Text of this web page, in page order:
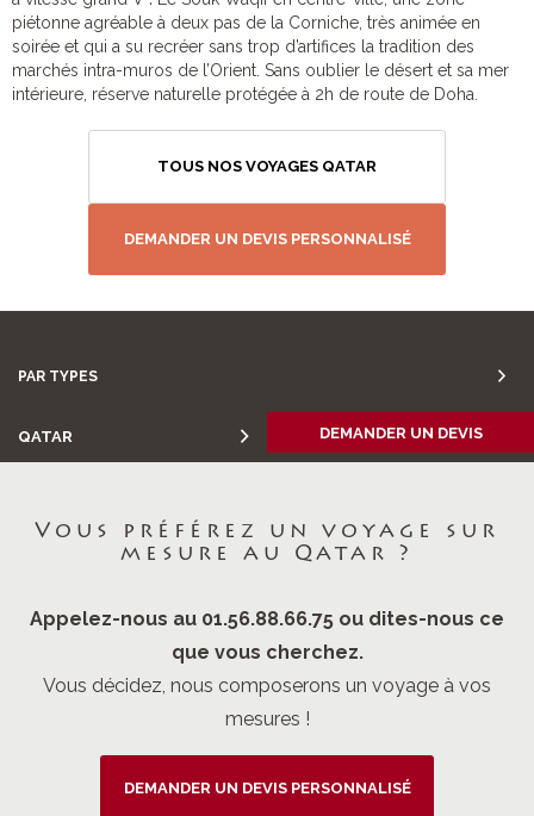
piétonne agréable à deux pas de la Corniche, très animée en
soirée et qui a su recréer sans trop d’artifices la tradition des
marchés intra-muros de l’Orient. Sans oublier le désert et sa mer
intérieure, réserve naturelle protégée à 2h de route de Doha.
TOUS NOS VOYAGES QATAR
DEMANDER UN DEVIS PERSONNALISÉ
PAR TYPES
QATAR DEMANDER UN DEVIS
Vous préférez un voyage sur
mesure au Qatar ?
Appelez-nous au 01.56.88.66.75 ou dites-nous ce
que vous cherchez.
Vous décidez, nous composerons un voyage à vos
mesures !
DEMANDER UN DEVIS PERSONNALISÉ